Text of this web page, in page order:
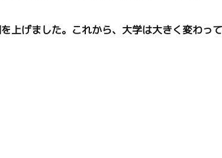
上げました。これから、大学は大きく変わっ